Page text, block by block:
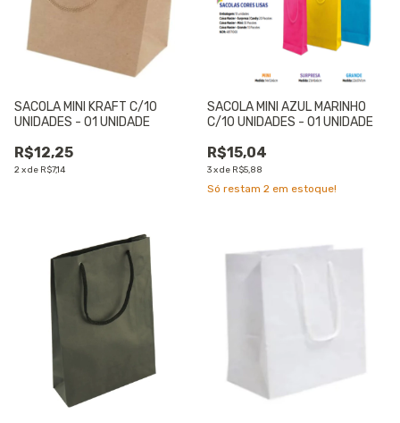
SACOLA MINI KRAFT C/10
UNIDADES - 01 UNIDADE
R$12,25
2xde R$7,14
SACOLA MINI AZUL MARINHO
C/10 UNIDADES - 01 UNIDADE
R$15,04
3xde R$5,88
Só restam 2 em estoque!